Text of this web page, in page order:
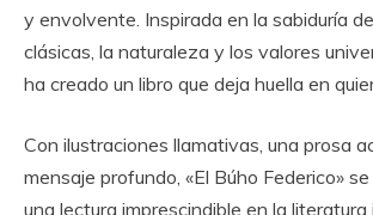
y envolvente. Inspirada en la sabiduría
clásicas, la naturaleza y los valores
ha creado un libro que deja huella en
Con ilustraciones llamativas, una prosa
mensaje profundo, «El Búho Federico»
una lectura imprescindible en la